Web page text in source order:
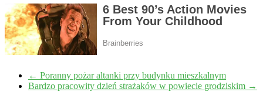
← Poranny pożar altanki przy budynku mieszkalnym
Bardzo pracowity dzień strażaków w powiecie grodziskim →